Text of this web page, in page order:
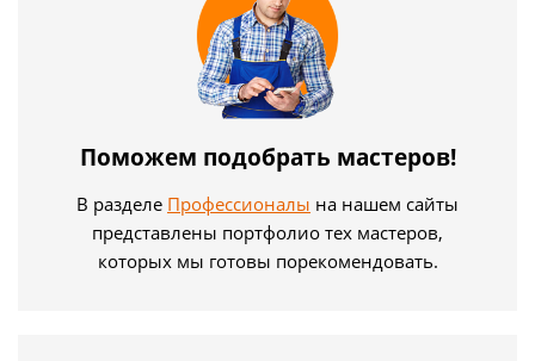
Поможем подобрать мастеров!
В разделе Профессионалы на нашем сайты
представлены портфолио тех мастеров,
которых мы готовы порекомендовать.